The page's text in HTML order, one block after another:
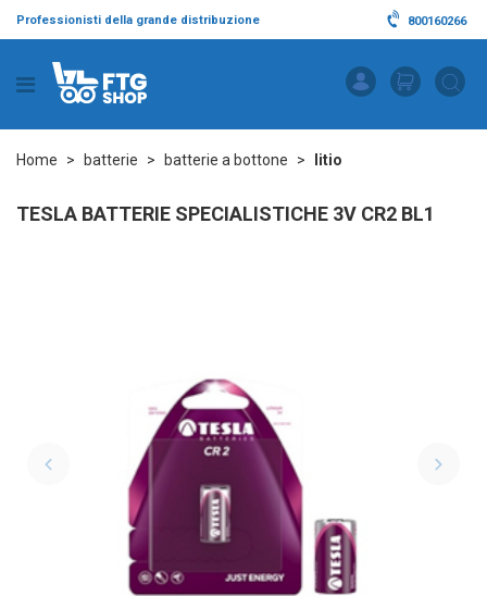
Professionisti della grande distribuzione 800160266
Home batterie batterie a bottone litio
TESLA BATTERIE SPECIALISTICHE 3V CR2 BL1